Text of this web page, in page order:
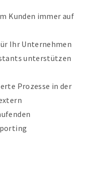
Kunden immer auf
Ihr Unternehmen
unterstützen
Prozesse in der